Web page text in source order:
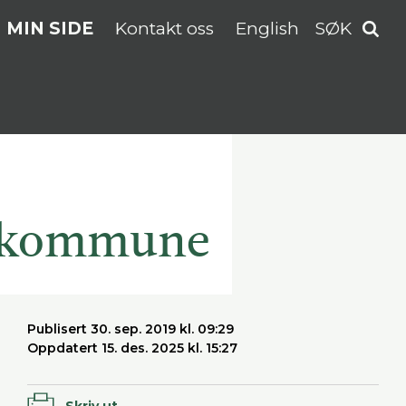
MIN SIDE Kontakt oss English SØK
Publisert 30. sep. 2019 kl. 09:29
Oppdatert 15. des. 2025 kl. 15:27